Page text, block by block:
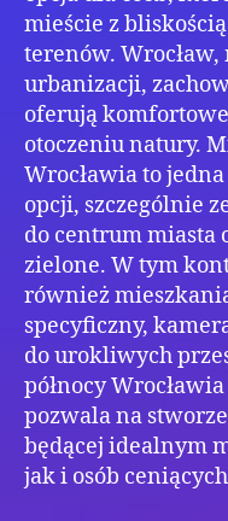
mieście z
terenów.
urbanizacji,
oferują
otoczeniu natury.
Wrocławia to
opcji, szczególnie
do centrum miasta
zielone. W tym
również
specyficzny,
do urokliwych
północy
pozwala na
będącej idealnym
jak i osób